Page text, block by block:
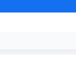
pentru pachete